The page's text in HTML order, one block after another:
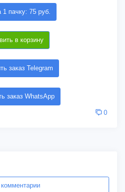
1 пачку: 75 руб.
в корзину
заказ Telegram
заказ WhatsApp
0